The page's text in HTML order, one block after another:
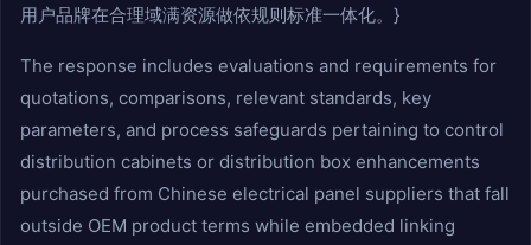
用户品牌在合理域满资源做依规则标准一体化。}
The response includes evaluations and requirements for
quotations, comparisons, relevant standards, key
parameters, and process safeguards pertaining to control
distribution cabinets or distribution box enhancements
purchased from Chinese electrical panel suppliers that fall
outside OEM product terms while embedded linking